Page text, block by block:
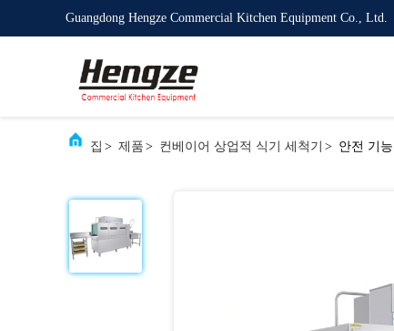
Guangdong Hengze Commercial Kitchen Equipment Co., Ltd.
집 > 제품 > 컨베이어 상업적 식기 세척기 > 안전 기